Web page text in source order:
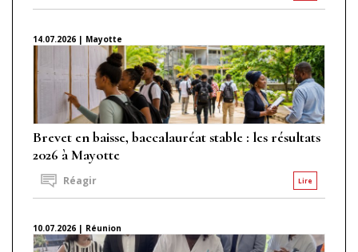
14.07.2026 | Mayotte
Brevet en baisse, baccalauréat stable : les résultats
2026 à Mayotte
Lire
Réagir
10.07.2026 | Réunion